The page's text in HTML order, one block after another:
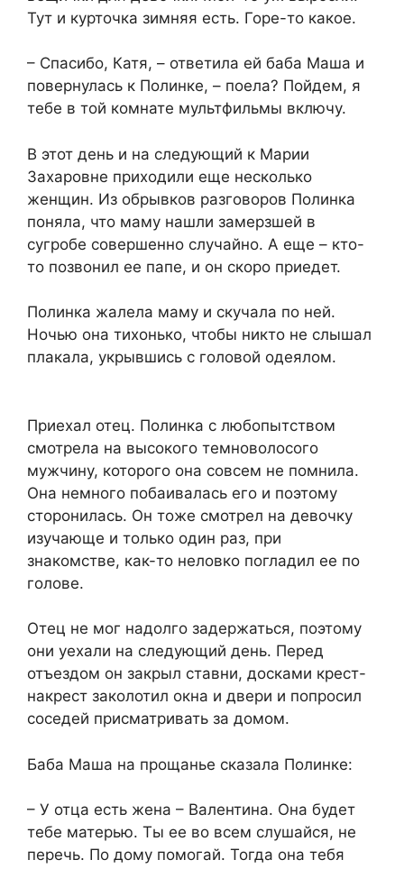
Тут и курточка зимняя есть. Горе-то какое.
– Спасибо, Катя, – ответила ей баба Маша и
повернулась к Полинке, – поела? Пойдем, я
тебе в той комнате мультфильмы включу.
В этот день и на следующий к Марии
Захаровне приходили еще несколько
женщин. Из обрывков разговоров Полинка
поняла, что маму нашли замерзшей в
сугробе совершенно случайно. А еще – кто-
то позвонил ее папе, и он скоро приедет.
Полинка жалела маму и скучала по ней.
Ночью она тихонько, чтобы никто не слышал
плакала, укрывшись с головой одеялом.
Приехал отец. Полинка с любопытством
смотрела на высокого темноволосого
мужчину, которого она совсем не помнила.
Она немного побаивалась его и поэтому
сторонилась. Он тоже смотрел на девочку
изучающе и только один раз, при
знакомстве, как-то неловко погладил ее по
голове.
Отец не мог надолго задержаться, поэтому
они уехали на следующий день. Перед
отъездом он закрыл ставни, досками крест-
накрест заколотил окна и двери и попросил
соседей присматривать за домом.
Баба Маша на прощанье сказала Полинке:
– У отца есть жена – Валентина. Она будет
тебе матерью. Ты ее во всем слушайся, не
перечь. По дому помогай. Тогда она тебя